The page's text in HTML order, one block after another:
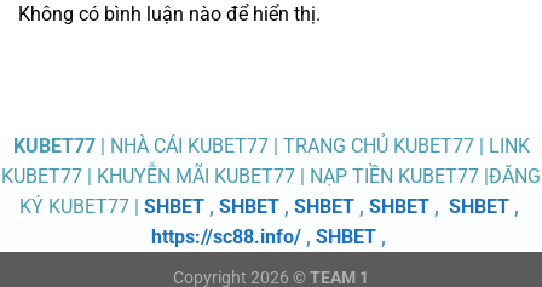
Không có bình luận nào để hiển thị.
KUBET77| NHÀ CÁI KUBET77 | TRANG CHỦ KUBET77 | LINK
KUBET77 | KHUYỄN MÃI KUBET77 | NẠP TIỀN KUBET77 |ĐĂNG
KÝ KUBET77 | SHBET, SHBET, SHBET, SHBET, SHBET,
https://sc88.info/ , SHBET ,
Copyright 2026 © TEAM 1